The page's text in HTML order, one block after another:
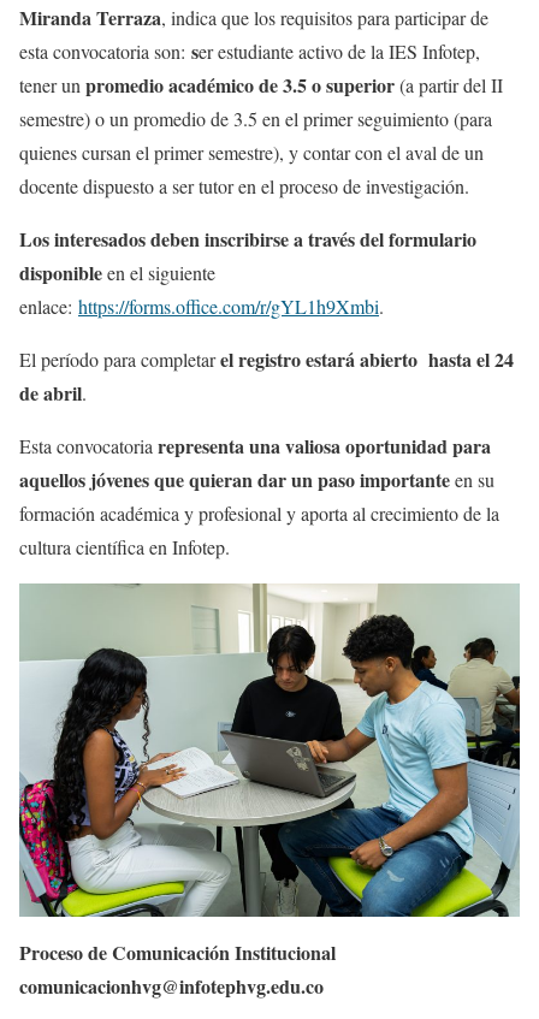
Miranda Terraza, indica que los requisitos para participar de
esta convocatoria son: ser estudiante activo de la IES Infotep,
tener un promedio académico de 3.5 o superior(a partir del II
semestre) o un promedio de 3.5 en el primer seguimiento (para
quienes cursan el primer semestre), y contar con el aval de un
docente dispuesto a ser tutor en el proceso de investigación.
Los interesados deben inscribirse a través del formulario
disponibleen el siguiente
enlace: https://forms.office.com/r/gYL1h9Xmbi.
El período para completarel registro estará abierto hasta el 24
de abril.
Esta convocatoria representa una valiosa oportunidad para
aquellos jóvenes que quieran dar un paso importanteen su
formación académica y profesional y aporta al crecimiento de la
cultura científica en Infotep.
Proceso de Comunicación Institucional
comunicacionhvg@infotephvg.edu.co